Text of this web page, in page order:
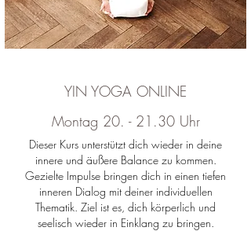
​YIN YOGA ONLINE
Montag 20. - 21.30 Uhr
Dieser Kurs unterstützt dich wieder in deine
innere und äußere Balance zu kommen.
Gezielte Impulse bringen dich in einen tiefen
inneren Dialog mit deiner individuellen
Thematik. Ziel ist es, dich körperlich und
seelisch wieder in Einklang zu bringen.